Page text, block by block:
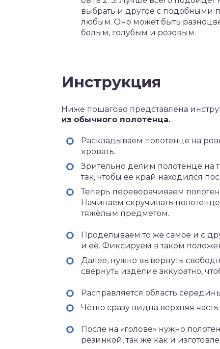
выбрать и другое с подобными
любым. Оно может быть
белым, голубым и розовым.
Инструкция
Ниже пошагово представлена
из обычного полотенца.
Раскладываем полотенце на
кровать.
Зрительно делим полотенце на
так, чтобы её край находился
Теперь переворачиваем
Начинаем скручивать
тяжёлым предметом.
Проделываем то же самое и с
и её. Фиксируем в таком
Далее, нужно вывернуть
свернуть изделие аккуратно,
Расправляется область
Чётко сразу видна верхняя
После на «голове» нужно
резинкой, так же как и